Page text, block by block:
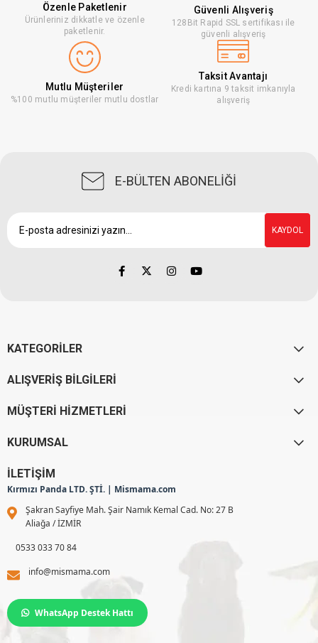
Özenle Paketlenir
Ürünleriniz dikkatle ve özenle
paketlenir.
Güvenli Alışveriş
128Bit Rapid SSL sertifikası ile
güvenli alışveriş
Mutlu Müşteriler
%100 mutlu müşteriler mutlu dostlar
Taksit Avantajı
Kredi kartına 9 taksit imkanıyla
alışveriş
E-BÜLTEN ABONELİĞİ
KAYDOL
KATEGORİLER
ALIŞVERİŞ BİLGİLERİ
MÜŞTERİ HİZMETLERİ
KURUMSAL
İLETİŞİM
Kırmızı Panda LTD. ŞTİ. | Mismama.com
Şakran Sayfiye Mah. Şair Namık Kemal Cad. No: 27 B
Aliağa / İZMİR
0533 033 70 84
info@mismama.com
WhatsApp Destek Hattı